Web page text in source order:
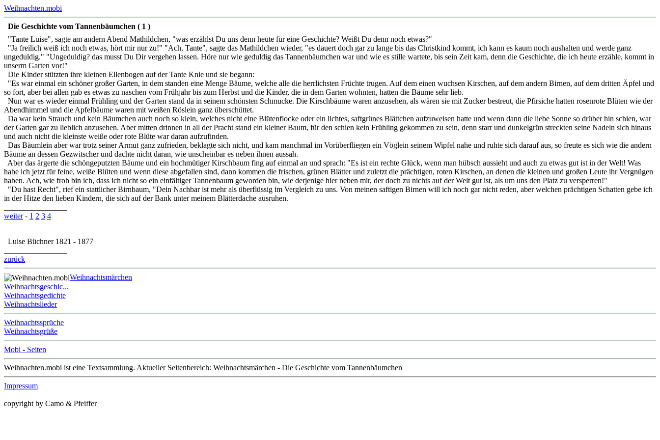
Weihnachten.mobi
Die Geschichte vom Tannenbäumchen ( 1 )
"Tante Luise", sagte am andern Abend Mathildchen, "was erzählst Du uns denn heute für eine Geschichte? Weißt Du denn noch etwas?"
"Ja freilich weiß ich noch etwas, hört mir nur zu!" "Ach, Tante", sagte das Mathildchen wieder, "es dauert doch gar zu lange bis das Christkind kommt, ich kann es kaum noch aushalten und werde ganz
ungeduldig." "Ungeduldig? das musst Du Dir vergehen lassen. Höre nur wie geduldig das Tannenbäumchen war und wie es stille wartete, bis sein Zeit kam, denn die Geschichte, die ich heute erzähle, kommt in
unserm Garten vor!"
Die Kinder stützten ihre kleinen Ellenbogen auf der Tante Knie und sie begann:
"Es war einmal ein schöner großer Garten, in dem standen eine Menge Bäume, welche alle die herrlichsten Früchte trugen. Auf dem einen wuchsen Kirschen, auf dem andern Birnen, auf dem dritten Äpfel und
so fort, aber bei allen gab es etwas zu naschen vom Frühjahr bis zum Herbst und die Kinder, die in dem Garten wohnten, hatten die Bäume sehr lieb.
Nun war es wieder einmal Frühling und der Garten stand da in seinem schönsten Schmucke. Die Kirschbäume waren anzusehen, als wären sie mit Zucker bestreut, die Pfirsiche hatten rosenrote Blüten wie der
Abendhimmel und die Apfelbäume waren mit weißen Röslein ganz überschüttet.
Da war kein Strauch und kein Bäumchen auch noch so klein, welches nicht eine Blütenflocke oder ein lichtes, saftgrünes Blättchen aufzuweisen hatte und wenn dann die liebe Sonne so drüber hin schien, war
der Garten gar zu lieblich anzusehen. Aber mitten drinnen in all der Pracht stand ein kleiner Baum, für den schien kein Frühling gekommen zu sein, denn starr und dunkelgrün streckten seine Nadeln sich hinaus
und auch nicht die kleinste weiße oder rote Blüte war daran aufzufinden.
Das Bäumlein aber war trotz seiner Armut ganz zufrieden, beklagte sich nicht, und kam manchmal im Vorüberfliegen ein Vöglein seinem Wipfel nahe und ruhte sich darauf aus, so freute es sich wie die andern
Bäume an dessen Gezwitscher und dachte nicht daran, wie unscheinbar es neben ihnen aussah.
Aber das ärgerte die schöngeputzten Bäume und ein hochmütiger Kirschbaum fing auf einmal an und sprach: "Es ist ein rechte Glück, wenn man hübsch aussieht und auch zu etwas gut ist in der Welt! Was
habe ich jetzt für feine, weiße Blüten und wenn diese abgefallen sind, dann kommen die frischen, grünen Blätter und zuletzt die prächtigen, roten Kirschen, an denen die kleinen und großen Leute ihr Vergnügen
haben. Ach, wie froh bin ich, dass ich nicht so ein einfältiger Tannenbaum geworden bin, wie derjenige hier neben mir, der doch zu nichts auf der Welt gut ist, als um uns den Platz zu versperren!"
"Du hast Recht", rief ein stattlicher Birnbaum, "Dein Nachbar ist mehr als überflüssig im Vergleich zu uns. Von meinen saftigen Birnen will ich noch gar nicht reden, aber welchen prächtigen Schatten gebe ich
in der Hitze den lieben Kindern, die sich auf der Bank unter meinem Blätterdache ausruhen.
weiter- 1 2 3 4
Luise Büchner 1821 - 1877
zurück
Weihnachtsmärchen
Weihnachtsgeschic...
Weihnachtsgedichte
Weihnachtslieder
Weihnachtssprüche
Weihnachtsgrüße
Mobi - Seiten
Weihnachten.mobi ist eine Textsammlung. Aktueller Seitenbereich: Weihnachtsmärchen - Die Geschichte vom Tannenbäumchen
Impressum
copyright by Camo & Pfeiffer